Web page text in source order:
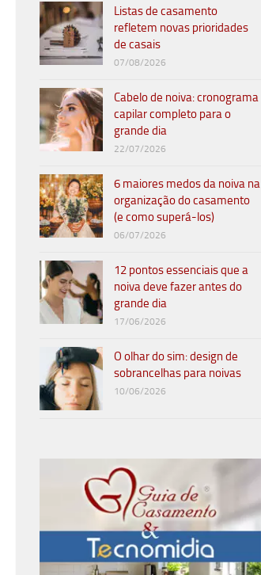
Listas de casamento
refletem novas prioridades
de casais
07/08/2026
Cabelo de noiva: cronograma
capilar completo para o
grande dia
22/07/2026
6 maiores medos da noiva na
organização do casamento
(e como superá-los)
06/07/2026
12 pontos essenciais que a
noiva deve fazer antes do
grande dia
17/06/2026
O olhar do sim: design de
sobrancelhas para noivas
10/06/2026